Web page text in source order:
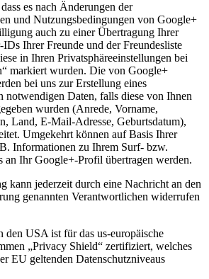
es nach Änderungen der
und Nutzungsbedingungen von Google+
auch zu einer Übertragung Ihrer
Ihrer Freunde und der Freundesliste
in Ihren Privatsphäreeinstellungen bei
markiert wurden. Die von Google+
bei uns zur Erstellung eines
notwendigen Daten, falls diese von Ihnen
wurden (Anrede, Vorname,
Land, E-Mail-Adresse, Geburtsdatum),
Umgekehrt können auf Basis Ihrer
Informationen zu Ihrem Surf- bzw.
an Ihr Google+-Profil übertragen werden.
kann jederzeit durch eine Nachricht an den
genannten Verantwortlichen widerrufen
USA ist für das us-europäische
„Privacy Shield“ zertifiziert, welches
EU geltenden Datenschutzniveaus